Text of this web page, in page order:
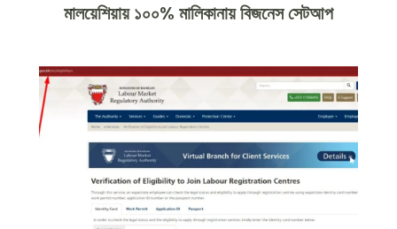
মালয়েশিয়ায় ১০০% মালিকানায় বিজনেস সেটআপ